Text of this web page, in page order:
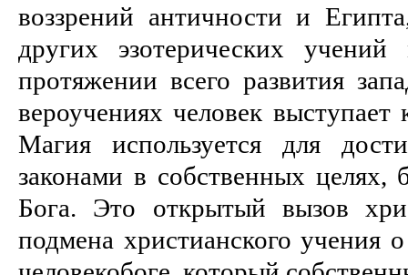
воззрений античности и
других эзотерических
протяжении всего развития
вероучениях человек
Магия используется для
законами в собственных целях,
Бога. Это открытый вызов
подмена христианского учения